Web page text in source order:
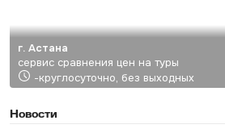
г. Астана
сервис сравнения цен на туры
-круглосуточно, без выходных
Новости